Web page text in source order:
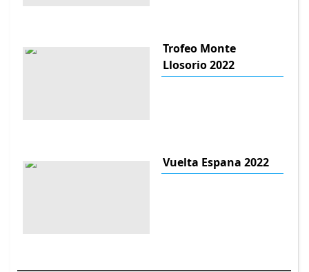
Trofeo Monte
Llosorio 2022
Vuelta Espana 2022